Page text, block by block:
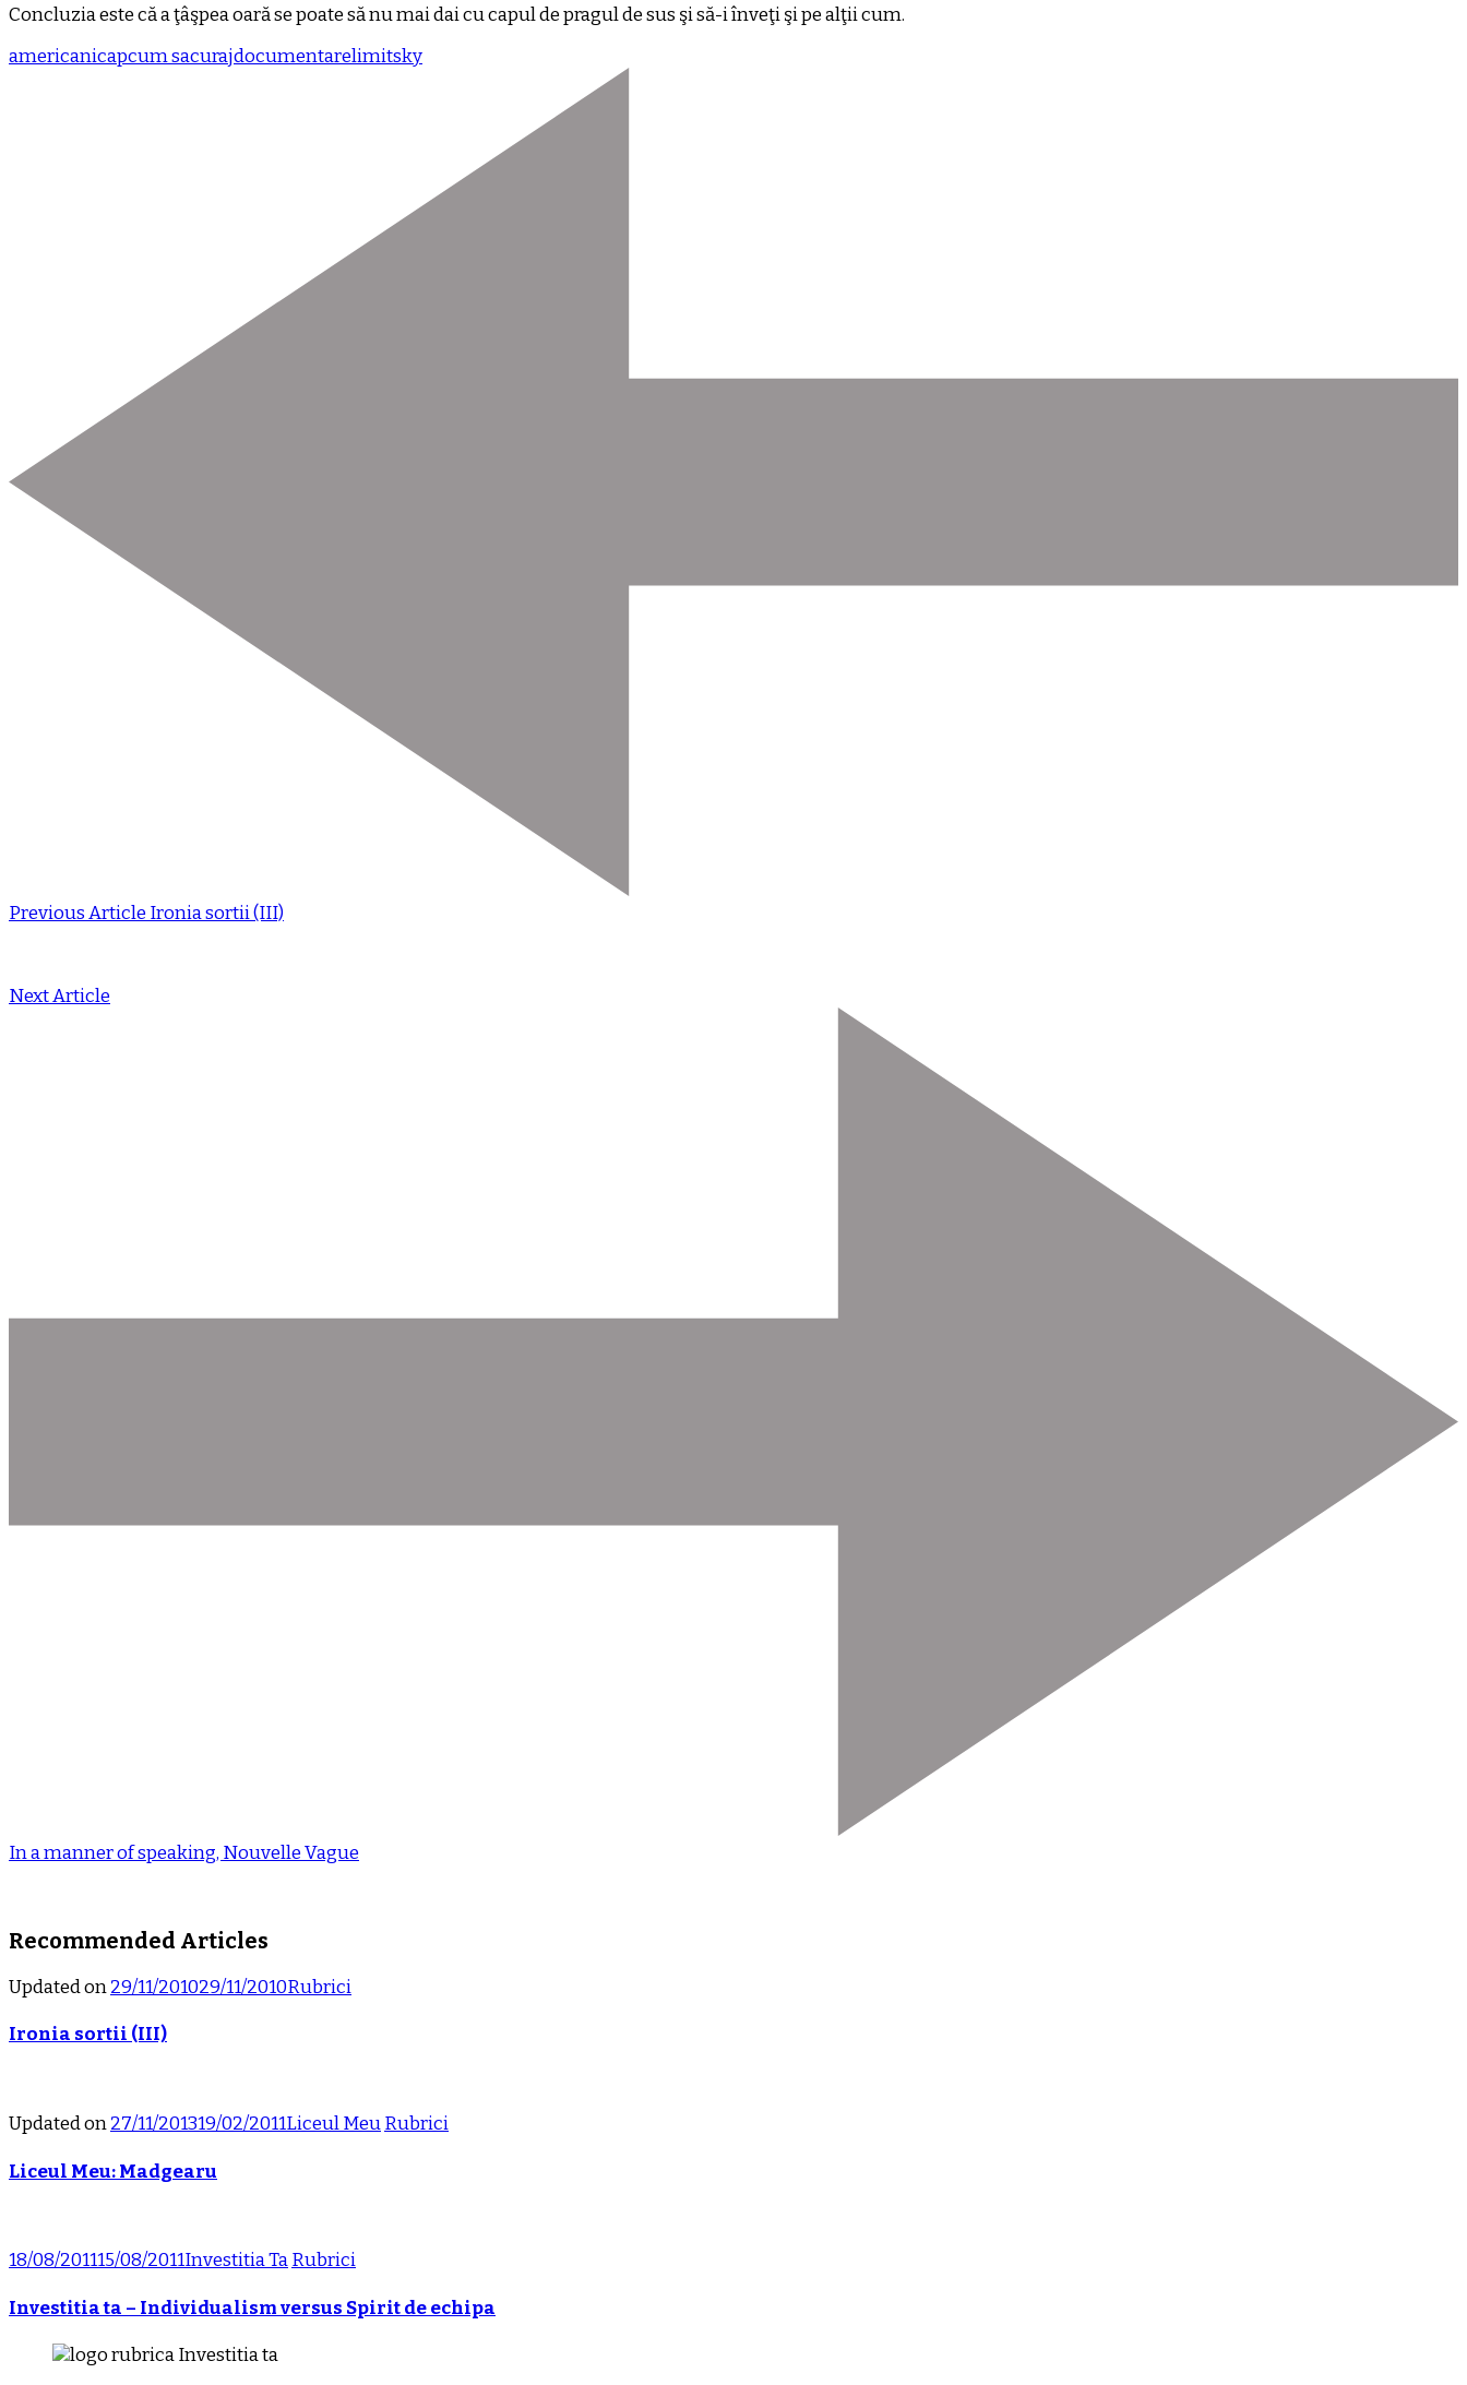
Concluzia este că a ţâşpea oară se poate să nu mai dai cu capul de pragul de sus şi să-i înveţi şi pe alţii cum.
americanicapcum sacurajdocumentarelimitsky
Previous Article Ironia sortii (III)
Next Article
In a manner of speaking, Nouvelle Vague
Recommended Articles
Updated on29/11/201029/11/2010Rubrici
Ironia sortii (III)
Updated on27/11/201319/02/2011Liceul MeuRubrici
Liceul Meu: Madgearu
18/08/201115/08/2011Investitia TaRubrici
Investitia ta – Individualism versus Spirit de echipa